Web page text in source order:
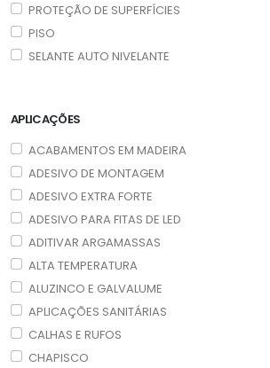
PROTEÇÃO DE SUPERFÍCIES
PISO
SELANTE AUTO NIVELANTE
APLICAÇÕES
ACABAMENTOS EM MADEIRA
ADESIVO DE MONTAGEM
ADESIVO EXTRA FORTE
ADESIVO PARA FITAS DE LED
ADITIVAR ARGAMASSAS
ALTA TEMPERATURA
ALUZINCO E GALVALUME
APLICAÇÕES SANITÁRIAS
CALHAS E RUFOS
CHAPISCO